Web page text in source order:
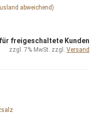
abweichend)
freigeschaltete Kunden
zzgl. 7% MwSt. zzgl. Versand